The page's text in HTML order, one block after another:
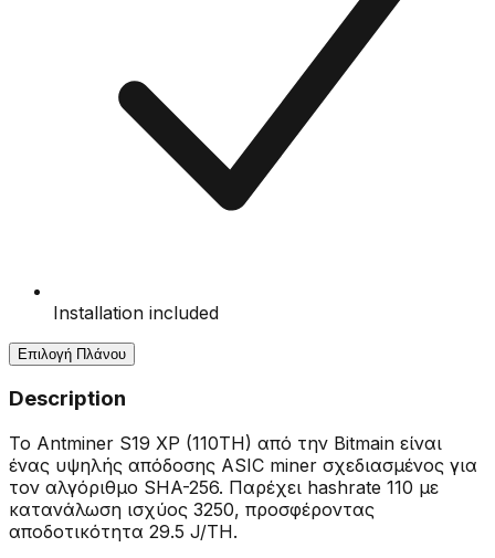
Installation included
Επιλογή Πλάνου
Description
Το Antminer S19 XP (110TH) από την Bitmain είναι
ένας υψηλής απόδοσης ASIC miner σχεδιασμένος για
τον αλγόριθμο SHA-256. Παρέχει hashrate 110 με
κατανάλωση ισχύος 3250, προσφέροντας
αποδοτικότητα 29.5 J/TH.